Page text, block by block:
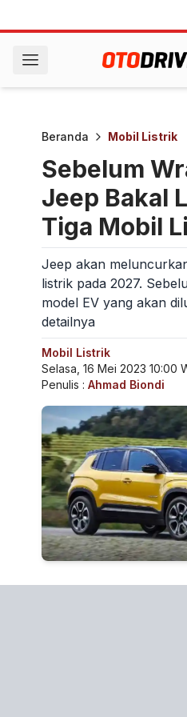
Beranda Mobil Listrik
Sebelum
Jeep Bakal
Tiga Mobil
Jeep akan
listrik pada 2027.
model EV yang akan
detailnya
Mobil Listrik
Selasa, 16 Mei 2023 10:00
Penulis : Ahmad Biondi